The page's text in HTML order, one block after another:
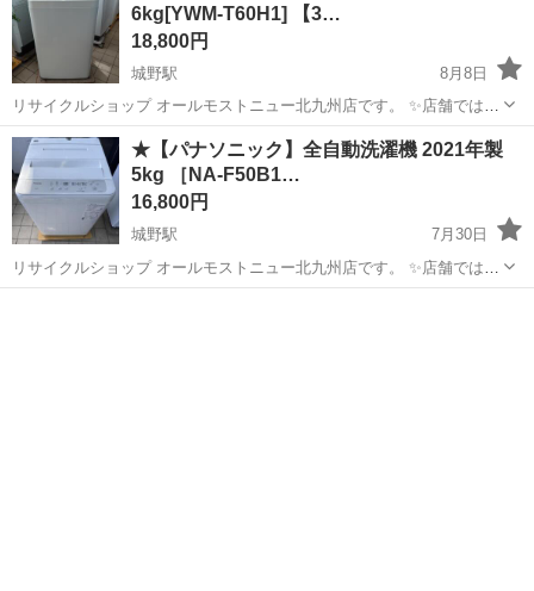
6kg[YWM-T60H1] 【3…
18,800円
城野駅
8月8日
リサイクルショップ オールモストニュー北九州店です。 ✨️店舗では、
期間限定でネット表示価格よりも特別割引をしている商品もございま
す!! 気になっている商品がありましまら、是非ご来店いただくかお問
福岡 北九州市 城野駅 生活家電 商品
★【パナソニック】全自動洗濯機 2021年製
5kg ［NA-F50B1…
16,800円
城野駅
7月30日
リサイクルショップ オールモストニュー北九州店です。 ✨️店舗では、
期間限定でネット表示価格よりも特別割引をしている商品もございま